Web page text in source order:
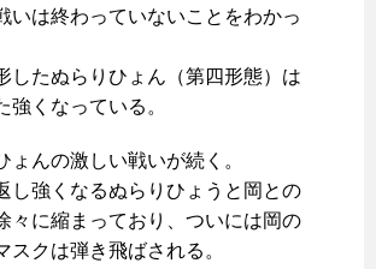
いは終わっていないことをわかっ
したぬらりひょん（第四形態）は
強くなっている。
ょんの激しい戦いが続く。
し強くなるぬらりひょうと岡との
々に縮まっており、ついには岡の
スクは弾き飛ばされる。